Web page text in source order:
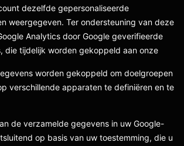
dezelfde gepersonaliseerde
weergegeven. Ter ondersteuning van deze
Analytics door Google geverifieerde
die tijdelijk worden gekoppeld aan onze
worden gekoppeld om doelgroepen
verschillende apparaten te definiëren en te
de verzamelde gegevens in uw Google-
op basis van uw toestemming, die u